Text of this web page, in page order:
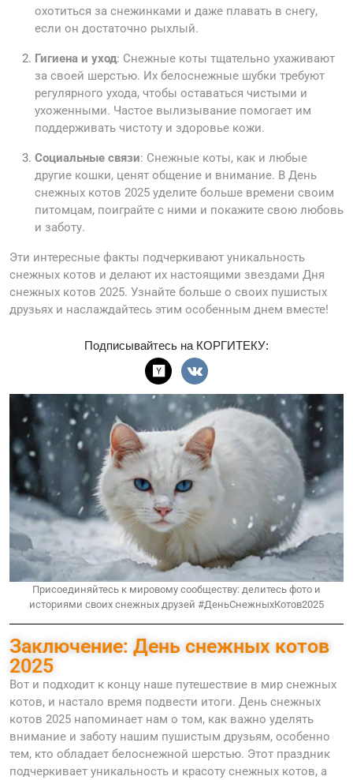
охотиться за снежинками и даже плавать в снегу,
если он достаточно рыхлый.
Гигиена и уход: Снежные коты тщательно ухаживают
за своей шерстью. Их белоснежные шубки требуют
регулярного ухода, чтобы оставаться чистыми и
ухоженными. Частое вылизывание помогает им
поддерживать чистоту и здоровье кожи.
Социальные связи: Снежные коты, как и любые
другие кошки, ценят общение и внимание. В День
снежных котов 2025 уделите больше времени своим
питомцам, поиграйте с ними и покажите свою любовь
и заботу.
Эти интересные факты подчеркивают уникальность
снежных котов и делают их настоящими звездами Дня
снежных котов 2025. Узнайте больше о своих пушистых
друзьях и наслаждайтесь этим особенным днем вместе!
Подписывайтесь на КОРГИТЕКУ:
Присоединяйтесь к мировому сообществу: делитесь фото и
историями своих снежных друзей #ДеньСнежныхКотов2025
Заключение: День снежных котов
2025
Вот и подходит к концу наше путешествие в мир снежных
котов, и настало время подвести итоги. День снежных
котов 2025 напоминает нам о том, как важно уделять
внимание и заботу нашим пушистым друзьям, особенно
тем, кто обладает белоснежной шерстью. Этот праздник
подчеркивает уникальность и красоту снежных котов, а